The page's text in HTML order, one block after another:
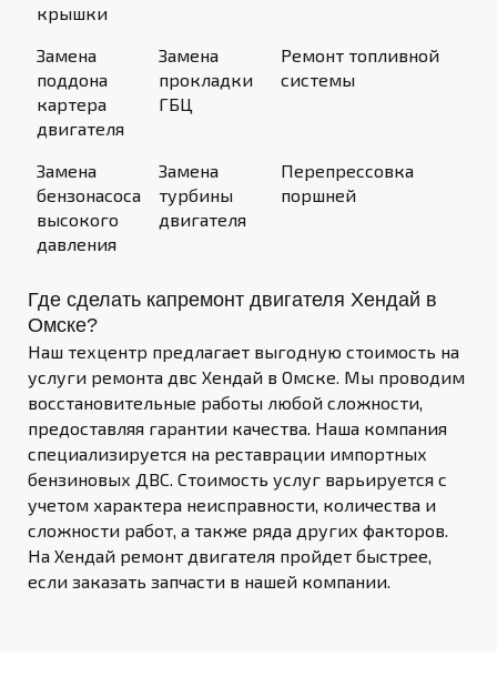
крышки
Замена
поддона
картера
двигателя
Замена
прокладки
ГБЦ
Ремонт топливной
системы
Замена
бензонасоса
высокого
давления
Замена
турбины
двигателя
Перепрессовка
поршней
Где сделать капремонт двигателя Хендай в
Омске?
Наш техцентр предлагает выгодную стоимость на
услуги ремонта двс Хендай в Омске. Мы проводим
восстановительные работы любой сложности,
предоставляя гарантии качества. Наша компания
специализируется на реставрации импортных
бензиновых ДВС. Стоимость услуг варьируется с
учетом характера неисправности, количества и
сложности работ, а также ряда других факторов.
На Хендай ремонт двигателя пройдет быстрее,
если заказать запчасти в нашей компании.